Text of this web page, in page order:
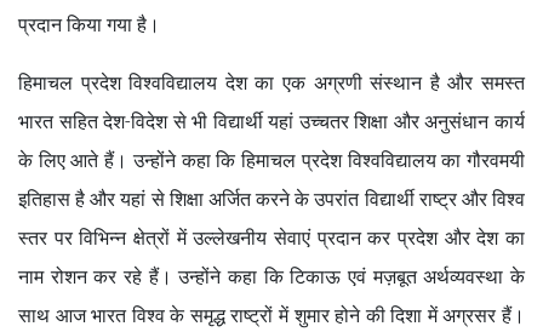
प्रदान किया गया है।
हिमाचल प्रदेश विश्वविद्यालय देश का एक अग्रणी संस्थान है और समस्त
भारत सहित देश-विदेश से भी विद्यार्थी यहां उच्चतर शिक्षा और अनुसंधान कार्य
के लिए आते हैं। उन्होंने कहा कि हिमाचल प्रदेश विश्वविद्यालय का गौरवमयी
इतिहास है और यहां से शिक्षा अर्जित करने के उपरांत विद्यार्थी राष्ट्र और विश्व
स्तर पर विभिन्न क्षेत्रों में उल्लेखनीय सेवाएं प्रदान कर प्रदेश और देश का
नाम रोशन कर रहे हैं। उन्होंने कहा कि टिकाऊ एवं मज़बूत अर्थव्यवस्था के
साथ आज भारत विश्व के समृद्ध राष्ट्रों में शुमार होने की दिशा में अग्रसर हैं।